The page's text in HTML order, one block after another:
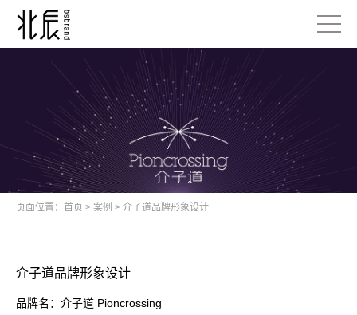
页面位置： 首页 > 案例 > 介子道品牌形象设计
介子道品牌形象设计
品牌名：介子道 Pioncrossing